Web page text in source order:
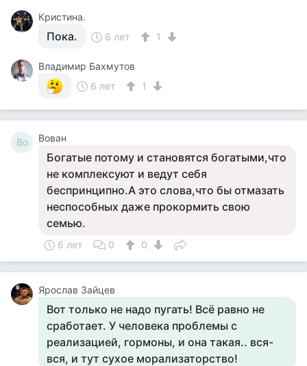
Кристина.
Пока. 6 лет 1
Владимир Бахмутов
6 лет
1
Во Вован
Богатые потому и становятся богатыми,что
не комплексуют и ведут себя
беспринципно.А это слова,что бы отмазать
неспособных даже прокормить свою
семью.
6 лет 0 0
Ярослав Зайцев
Вот только не надо пугать! Всё равно не
сработает. У человека проблемы с
реализацией, гормоны, и она такая.. вся-
вся, и тут сухое морализаторство!